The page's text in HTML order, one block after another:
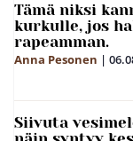
Tämä niksi
kurkulle, jos
rapeamman.
Anna Pesonen |
Siivuta